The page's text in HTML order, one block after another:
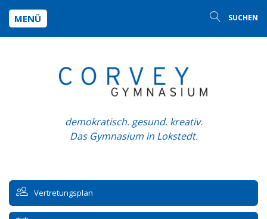
MENÜ SUCHEN
demokratisch. gesund. kreativ.
Das Gymnasium in Lokstedt.
Vertretungsplan